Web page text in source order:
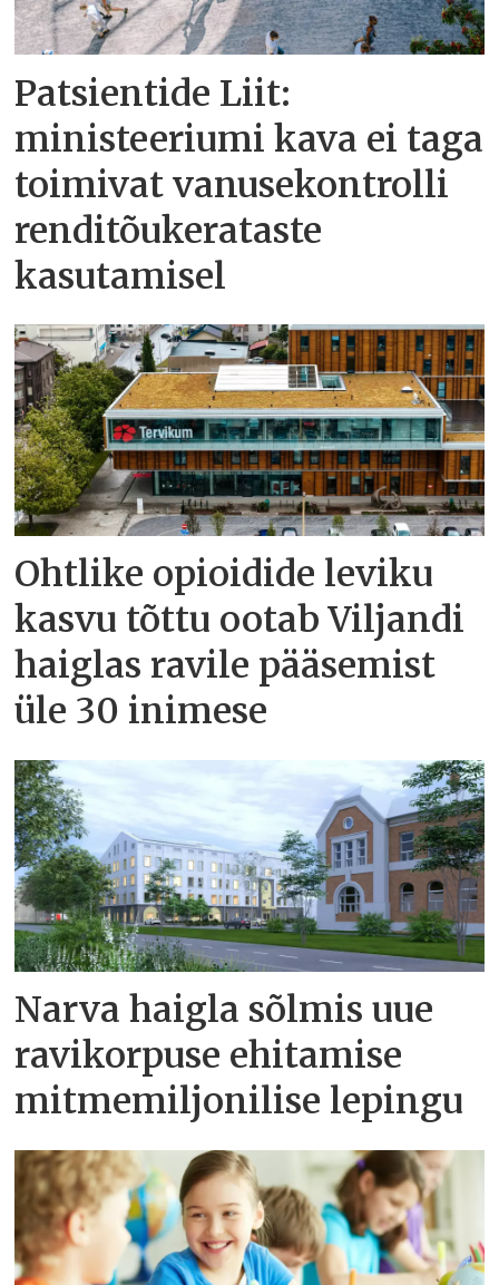
Patsientide Liit:
ministeeriumi kava ei taga
toimivat vanusekontrolli
renditõukerataste
kasutamisel
Ohtlike opioidide leviku
kasvu tõttu ootab Viljandi
haiglas ravile pääsemist
üle 30 inimese
Narva haigla sõlmis uue
ravikorpuse ehitamise
mitmemiljonilise lepingu